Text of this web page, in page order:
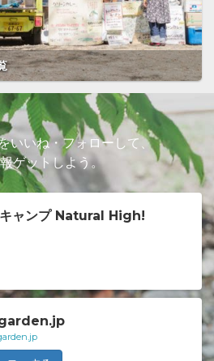
いね・フォローして、
ゲットしよう。
ャンプ Natural High!